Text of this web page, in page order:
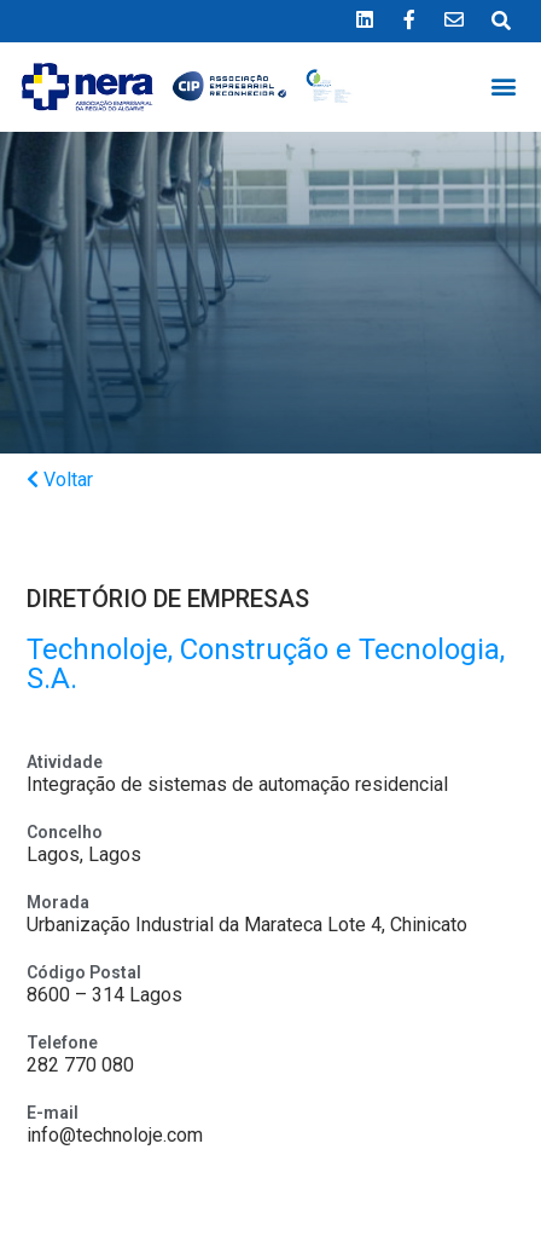
Voltar
DIRETÓRIO DE EMPRESAS
Technoloje, Construção e Tecnologia,
S.A.
Atividade
Integração de sistemas de automação residencial
Concelho
Lagos, Lagos
Morada
Urbanização Industrial da Marateca Lote 4, Chinicato
Código Postal
8600 – 314 Lagos
Telefone
282 770 080
E-mail
info@technoloje.com